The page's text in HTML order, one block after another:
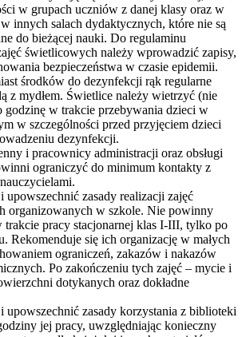
w grupach uczniów z danej klasy oraz w
innych salach dydaktycznych, które nie są
do bieżącej nauki. Do regulaminu
świetlicowych należy wprowadzić zapisy,
bezpieczeństwa w czasie epidemii.
środków do dezynfekcji rąk regularne
z mydłem. Świetlice należy wietrzyć (nie
godzinę w trakcie przebywania dzieci w
w szczególności przed przyjęciem dzieci
dezynfekcji.
i pracownicy administracji oraz obsługi
ograniczyć do minimum kontakty z
upowszechnić zasady realizacji zajęć
organizowanych w szkole. Nie powinny
trakcie pracy stacjonarnej klas I-III, tylko po
Rekomenduje się ich organizację w małych
ograniczeń, zakazów i nakazów
Po zakończeniu tych zajęć – mycie i
dotykanych oraz dokładne
upowszechnić zasady korzystania z biblioteki
jej pracy, uwzględniając konieczny